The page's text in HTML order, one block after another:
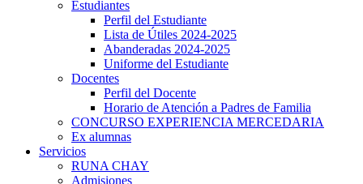
Estudiantes
Perfil del Estudiante
Lista de Útiles 2024-2025
Abanderadas 2024-2025
Uniforme del Estudiante
Docentes
Perfil del Docente
Horario de Atención a Padres de Familia
CONCURSO EXPERIENCIA MERCEDARIA
Ex alumnas
Servicios
RUNA CHAY
Admisiones